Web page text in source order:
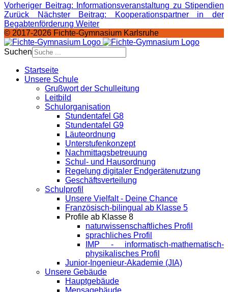
Vorheriger Beitrag: Informationsveranstaltung zu Stipendien
Zurück
Nächster Beitrag: Kooperationspartner in der
Begabtenförderung Weiter
© 2017-2026 Fichte-Gymnasium Karlsruhe
Suchen
Startseite
Unsere Schule
Grußwort der Schulleitung
Leitbild
Schulorganisation
Stundentafel G8
Stundentafel G9
Läuteordnung
Unterstufenkonzept
Nachmittagsbetreuung
Schul- und Hausordnung
Regelung digitaler Endgeräte­nutzung
Geschäftsverteilung
Schulprofil
Unsere Vielfalt - Deine Chance
Französisch-bilingual ab Klasse 5
Profile ab Klasse 8
naturwissenschaftliches Profil
sprachliches Profil
IMP - informatisch-mathematisch-
physikalisches Profil
Junior-Ingenieur-Akademie (JIA)
Unsere Gebäude
Hauptgebäude
Mensagebäude